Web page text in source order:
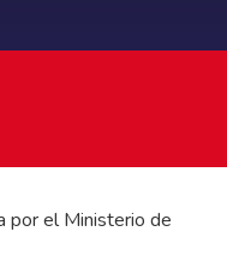
por el Ministerio de